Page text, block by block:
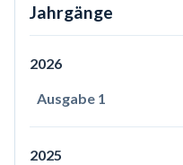
Jahrgänge
2026
Ausgabe 1
2025